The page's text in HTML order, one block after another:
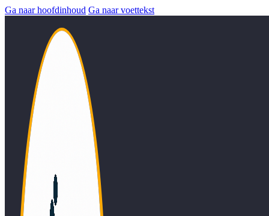
Ga naar hoofdinhoud Ga naar voettekst